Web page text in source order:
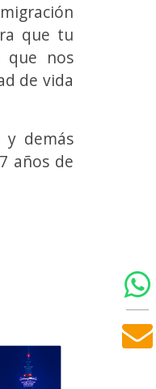
que tu
que nos
de vida
demás
años de